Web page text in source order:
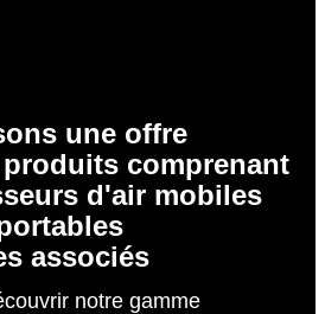
une offre
comprenant
d'air mobiles
associés
notre gamme